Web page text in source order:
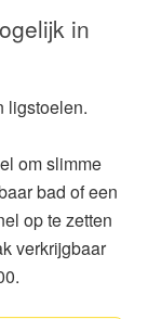
in
om slimme
bad of een
op te zetten
verkrijgbaar